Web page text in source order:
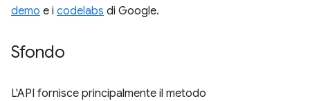
demo e i codelabs di Google.
Sfondo
L'API fornisce principalmente il metodo